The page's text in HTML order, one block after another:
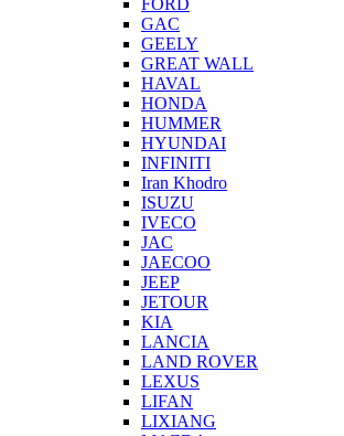
FORD
GAC
GEELY
GREAT WALL
HAVAL
HONDA
HUMMER
HYUNDAI
INFINITI
Iran Khodro
ISUZU
IVECO
JAC
JAECOO
JEEP
JETOUR
KIA
LANCIA
LAND ROVER
LEXUS
LIFAN
LIXIANG